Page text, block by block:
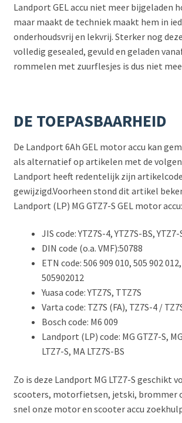
Landport GEL accu niet meer bijgeladen
maar maakt de techniek maakt hem in
onderhoudsvrij en lekvrij. Sterker nog
volledig gesealed, gevuld en geladen
rommelen met zuurflesjes is dus niet
DE TOEPASBAARHEID
De Landport 6Ah GEL motor accu kan
als alternatief op artikelen met de
Landport heeft redentelijk zijn artikelcode
gewijzigd.Voorheen stond dit artikel
Landport (LP) MG GTZ7-S GEL motor accu:
JIS code: YTZ7S-4, YTZ7S-BS, YTZ7-
DIN code (o.a. VMF):50788
ETN code: 506 909 010, 505 902
505902012
Yuasa code: YTZ7S, TTZ7S
Varta code: TZ7S (FA), TZ7S-4 /
Bosch code: M6 009
Landport (LP) code: MG GTZ7-S,
LTZ7-S, MA LTZ7S-BS
Zo is deze Landport MG LTZ7-S geschikt
scooters, motorfietsen, jetski, brommer
snel onze motor en scooter accu